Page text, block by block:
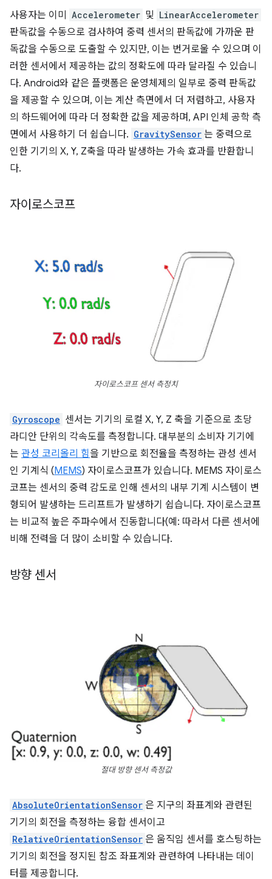
사용자는 이미 Accelerometer 및 LinearAccelerometer
판독값을 수동으로 검사하여 중력 센서의 판독값에 가까운 판
독값을 수동으로 도출할 수 있지만, 이는 번거로울 수 있으며 이
러한 센서에서 제공하는 값의 정확도에 따라 달라질 수 있습니
다. Android와 같은 플랫폼은 운영체제의 일부로 중력 판독값
을 제공할 수 있으며, 이는 계산 측면에서 더 저렴하고, 사용자
의 하드웨어에 따라 더 정확한 값을 제공하며, API 인체 공학 측
면에서 사용하기 더 쉽습니다. GravitySensor 는 중력으로
인한 기기의 X, Y, Z축을 따라 발생하는 가속 효과를 반환합니
다.
자이로스코프
자이로스코프 센서 측정치
Gyroscope 센서는 기기의 로컬 X, Y, Z 축을 기준으로 초당
라디안 단위의 각속도를 측정합니다. 대부분의 소비자 기기에
는 관성 코리올리 힘을 기반으로 회전율을 측정하는 관성 센서
인 기계식 (MEMS) 자이로스코프가 있습니다. MEMS 자이로스
코프는 센서의 중력 감도로 인해 센서의 내부 기계 시스템이 변
형되어 발생하는 드리프트가 발생하기 쉽습니다. 자이로스코프
는 비교적 높은 주파수에서 진동합니다(예: 따라서 다른 센서에
비해 전력을 더 많이 소비할 수 있습니다.
방향 센서
절대 방향 센서 측정값
AbsoluteOrientationSensor 은 지구의 좌표계와 관련된
기기의 회전을 측정하는 융합 센서이고
RelativeOrientationSensor 은 움직임 센서를 호스팅하는
기기의 회전을 정지된 참조 좌표계와 관련하여 나타내는 데이
터를 제공합니다.